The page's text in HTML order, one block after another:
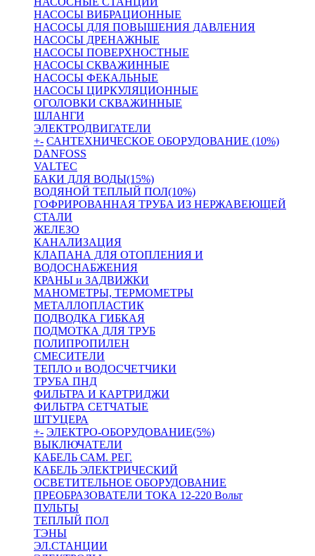
НАСОСЫ ВИБРАЦИОННЫЕ
НАСОСЫ ДЛЯ ПОВЫШЕНИЯ ДАВЛЕНИЯ
НАСОСЫ ДРЕНАЖНЫЕ
НАСОСЫ ПОВЕРХНОСТНЫЕ
НАСОСЫ СКВАЖИННЫЕ
НАСОСЫ ФЕКАЛЬНЫЕ
НАСОСЫ ЦИРКУЛЯЦИОННЫЕ
ОГОЛОВКИ СКВАЖИННЫЕ
ШЛАНГИ
ЭЛЕКТРОДВИГАТЕЛИ
+- САНТЕХНИЧЕСКОЕ ОБОРУДОВАНИЕ (10%)
DANFOSS
VALTEC
БАКИ ДЛЯ ВОДЫ(15%)
ВОДЯНОЙ ТЕПЛЫЙ ПОЛ(10%)
ГОФРИРОВАННАЯ ТРУБА ИЗ НЕРЖАВЕЮЩЕЙ
СТАЛИ
ЖЕЛЕЗО
КАНАЛИЗАЦИЯ
КЛАПАНА ДЛЯ ОТОПЛЕНИЯ И
ВОДОСНАБЖЕНИЯ
КРАНЫ и ЗАДВИЖКИ
МАНОМЕТРЫ, ТЕРМОМЕТРЫ
МЕТАЛЛОПЛАСТИК
ПОДВОДКА ГИБКАЯ
ПОДМОТКА ДЛЯ ТРУБ
ПОЛИПРОПИЛЕН
СМЕСИТЕЛИ
ТЕПЛО и ВОДОСЧЕТЧИКИ
ТРУБА ПНД
ФИЛЬТРА И КАРТРИДЖИ
ФИЛЬТРА СЕТЧАТЫЕ
ШТУЦЕРА
+- ЭЛЕКТРО-ОБОРУДОВАНИЕ(5%)
ВЫКЛЮЧАТЕЛИ
КАБЕЛЬ САМ. РЕГ.
КАБЕЛЬ ЭЛЕКТРИЧЕСКИЙ
ОСВЕТИТЕЛЬНОЕ ОБОРУДОВАНИЕ
ПРЕОБРАЗОВАТЕЛИ ТОКА 12-220 Вольт
ПУЛЬТЫ
ТЕПЛЫЙ ПОЛ
ТЭНЫ
ЭЛ.СТАНЦИИ